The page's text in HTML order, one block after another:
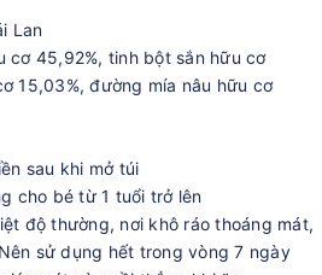
Lan
cơ 45,92%, tinh bột sắn hữu cơ
15,03%, đường mía nâu hữu cơ
sau khi mở túi
cho bé từ 1 tuổi trở lên
độ thường, nơi khô ráo thoáng mát,
sử dụng hết trong vòng 7 ngày